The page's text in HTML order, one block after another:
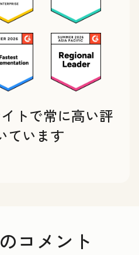
トで常に高い評
ています
コメント